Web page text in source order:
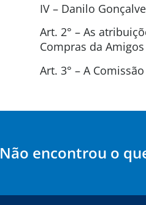
IV – Danilo
Art. 2° – As
Compras da
Art. 3° – A
Não encontrou o